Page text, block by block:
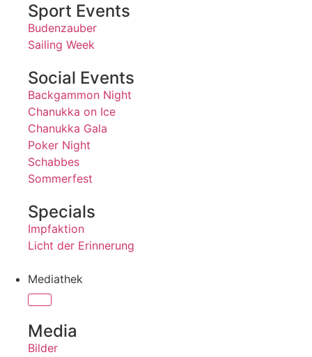
Sport Events
Budenzauber
Sailing Week
Social Events
Backgammon Night
Chanukka on Ice
Chanukka Gala
Poker Night
Schabbes
Sommerfest
Specials
Impfaktion
Licht der Erinnerung
Mediathek
Media
Bilder